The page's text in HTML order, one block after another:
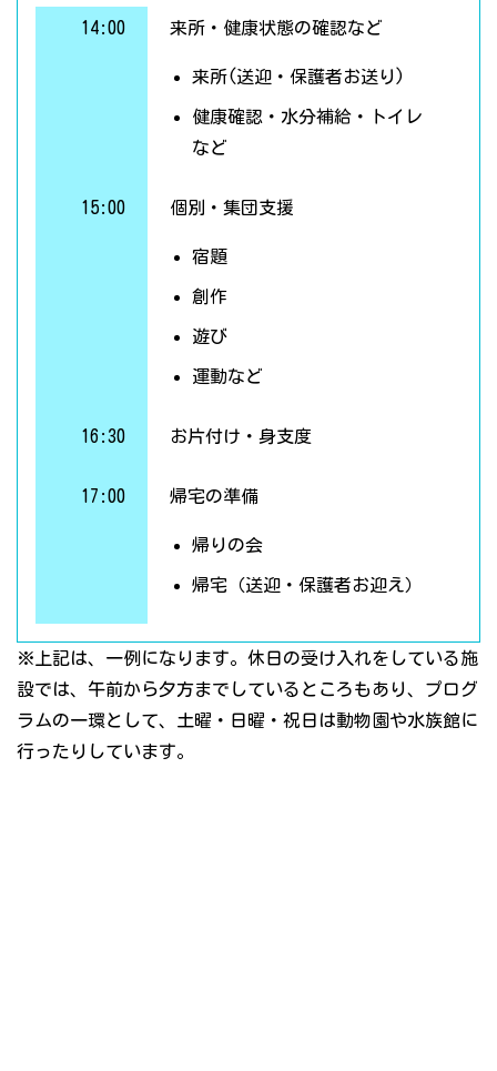
14:00 来所・健康状態の確認など
来所(送迎・保護者お送り)
健康確認・水分補給・トイレ
など
15:00 個別・集団支援
宿題
創作
遊び
運動など
16:30 お片付け・身支度
17:00 帰宅の準備
帰りの会
帰宅（送迎・保護者お迎え）
※上記は、一例になります。休日の受け入れをしている施
設では、午前から夕方までしているところもあり、プログ
ラムの一環として、土曜・日曜・祝日は動物園や水族館に
行ったりしています。